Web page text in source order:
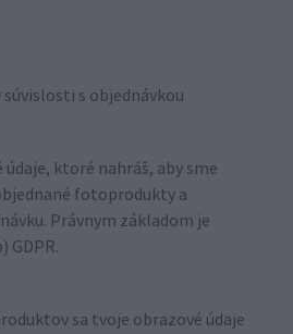
súvislosti s objednávkou
údaje, ktoré nahráš, aby sme
fotoprodukty a
Právnym základom je
GDPR.
sa tvoje obrazové údaje